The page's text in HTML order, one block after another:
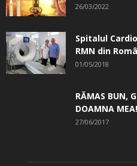
26/03/2022
Spitalul
RMN din
01/05/2018
RĂMAS BUN,
DOAMNA MEA!
27/06/2017